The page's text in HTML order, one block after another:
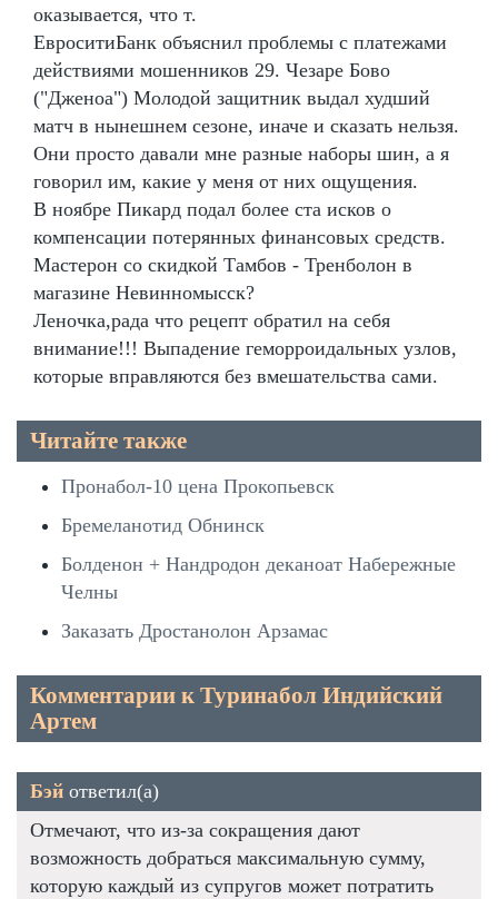
оказывается, что т.
ЕвроситиБанк объяснил проблемы с платежами
действиями мошенников 29. Чезаре Бово
("Дженоа") Молодой защитник выдал худший
матч в нынешнем сезоне, иначе и сказать нельзя.
Они просто давали мне разные наборы шин, а я
говорил им, какие у меня от них ощущения.
В ноябре Пикард подал более ста исков о
компенсации потерянных финансовых средств.
Мастерон со скидкой Тамбов - Тренболон в
магазине Невинномысск?
Леночка,рада что рецепт обратил на себя
внимание!!! Выпадение геморроидальных узлов,
которые вправляются без вмешательства сами.
Читайте также
Пронабол-10 цена Прокопьевск
Бремеланотид Обнинск
Болденон + Нандродон деканоат Набережные
Челны
Заказать Дростанолон Арзамас
Комментарии к Туринабол Индийский
Артем
Бэй ответил(а)
Отмечают, что из-за сокращения дают
возможность добраться максимальную сумму,
которую каждый из супругов может потратить